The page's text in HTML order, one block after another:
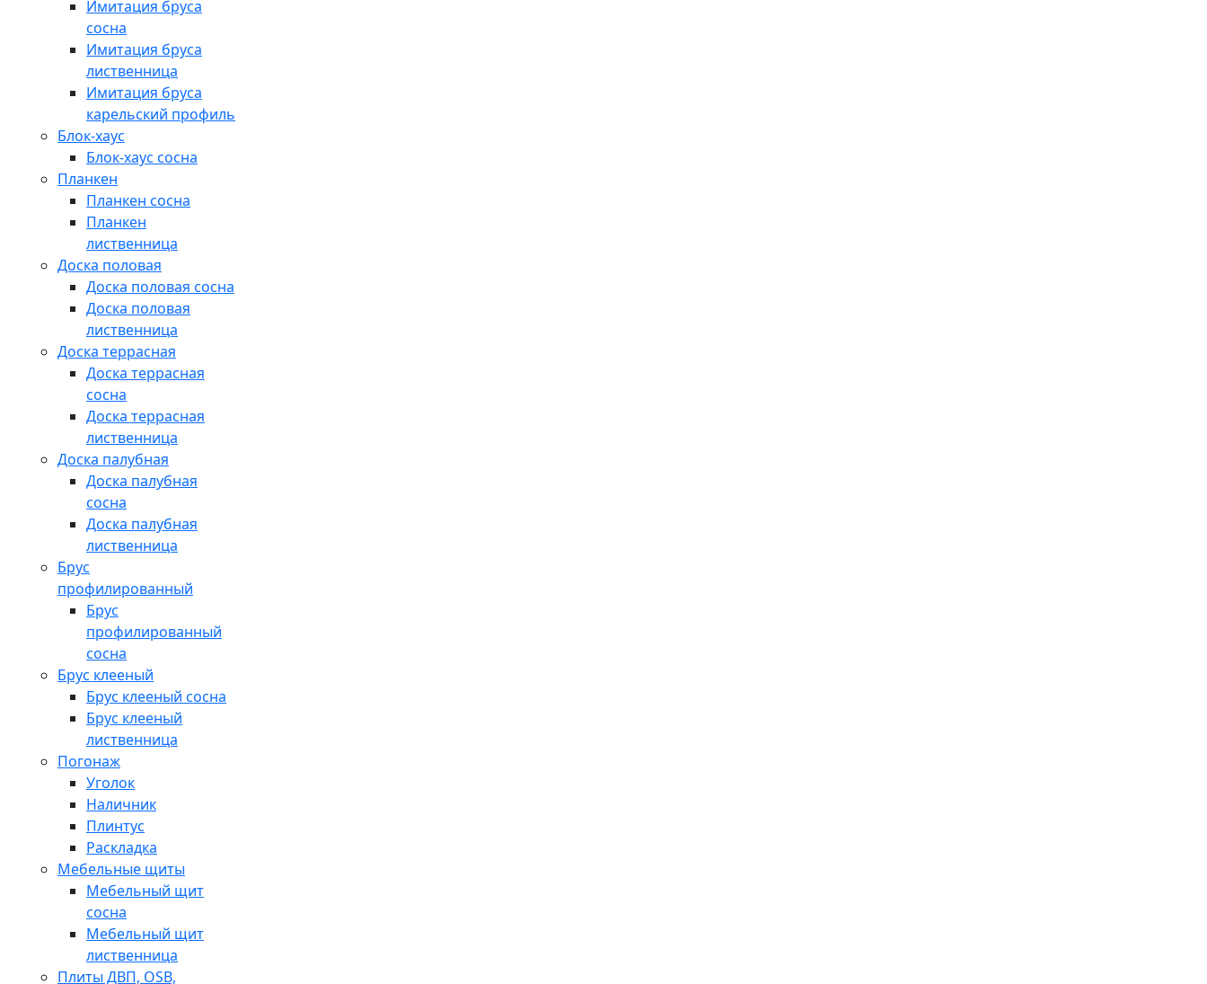
Имитация бруса
сосна
Имитация бруса
лиственница
Имитация бруса
карельский профиль
Блок-хаус
Блок-хаус сосна
Планкен
Планкен сосна
Планкен
лиственница
Доска половая
Доска половая сосна
Доска половая
лиственница
Доска террасная
Доска террасная
сосна
Доска террасная
лиственница
Доска палубная
Доска палубная
сосна
Доска палубная
лиственница
Брус
профилированный
Брус
профилированный
сосна
Брус клееный
Брус клееный сосна
Брус клееный
лиственница
Погонаж
Уголок
Наличник
Плинтус
Раскладка
Мебельные щиты
Мебельный щит
сосна
Мебельный щит
лиственница
Плиты ДВП, OSB,